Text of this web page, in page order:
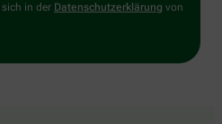
in der Datenschutzerklärung von